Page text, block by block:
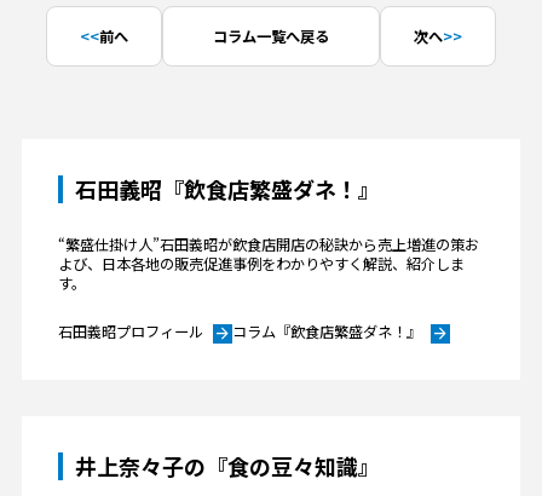
前へ コラム一覧へ戻る 次へ
石田義昭『飲食店繁盛ダネ！』
“繁盛仕掛け人”石田義昭が飲食店開店の秘訣から売上増進の策お
よび、日本各地の販売促進事例をわかりやすく解説、紹介しま
す。
石田義昭プロフィール arrow_forward コラム『飲食店繁盛ダネ！』 arrow_forward
井上奈々子の『食の豆々知識』